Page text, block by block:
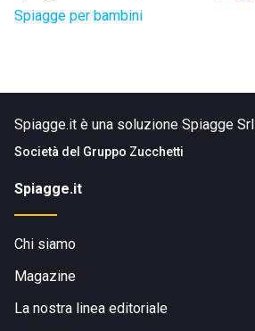
Spiagge per bambini
Spiagge.it è una soluzione Spiagge Srl
Società del Gruppo Zucchetti
Spiagge.it
Chi siamo
Magazine
La nostra linea editoriale